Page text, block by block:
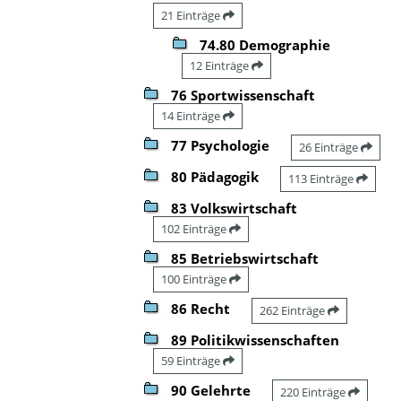
21 Einträge
74.80 Demographie
12 Einträge
76 Sportwissenschaft
14 Einträge
77 Psychologie 26 Einträge
80 Pädagogik 113 Einträge
83 Volkswirtschaft
102 Einträge
85 Betriebswirtschaft
100 Einträge
86 Recht 262 Einträge
89 Politikwissenschaften
59 Einträge
90 Gelehrte 220 Einträge